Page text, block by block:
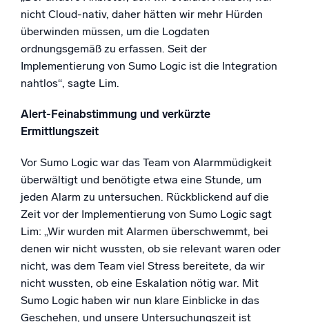
nicht Cloud-nativ, daher hätten wir mehr Hürden
überwinden müssen, um die Logdaten
ordnungsgemäß zu erfassen. Seit der
Implementierung von Sumo Logic ist die Integration
nahtlos“, sagte Lim.
Alert-Feinabstimmung und verkürzte
Ermittlungszeit
Vor Sumo Logic war das Team von Alarmmüdigkeit
überwältigt und benötigte etwa eine Stunde, um
jeden Alarm zu untersuchen. Rückblickend auf die
Zeit vor der Implementierung von Sumo Logic sagt
Lim: „Wir wurden mit Alarmen überschwemmt, bei
denen wir nicht wussten, ob sie relevant waren oder
nicht, was dem Team viel Stress bereitete, da wir
nicht wussten, ob eine Eskalation nötig war. Mit
Sumo Logic haben wir nun klare Einblicke in das
Geschehen, und unsere Untersuchungszeit ist